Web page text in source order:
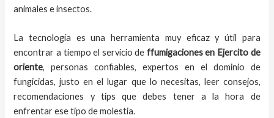
animales e insectos.
La tecnología es una herramienta muy eficaz y útil para
encontrar a tiempo el servicio de ffumigaciones en Ejercito de
oriente, personas confiables, expertos en el dominio de
fungicidas, justo en el lugar que lo necesitas, leer consejos,
recomendaciones y tips que debes tener a la hora de
enfrentar ese tipo de molestia.